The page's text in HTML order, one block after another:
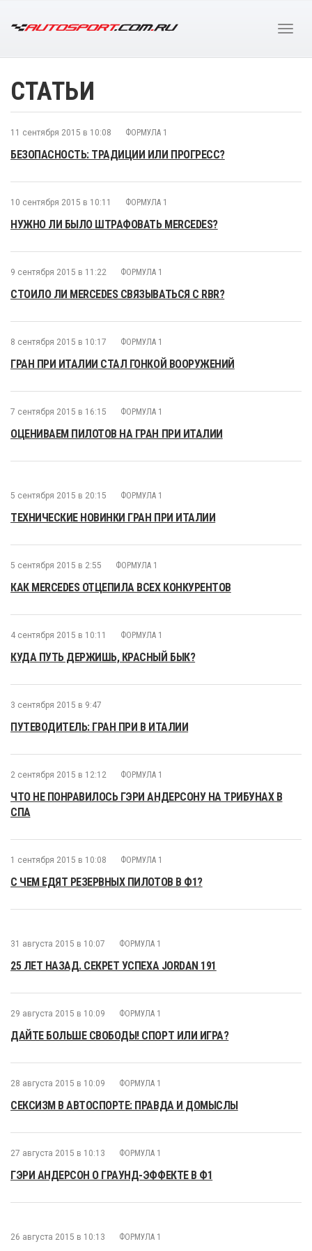
СТАТЬИ
11 сентября 2015 в 10:08 ФОРМУЛА 1
БЕЗОПАСНОСТЬ: ТРАДИЦИИ ИЛИ ПРОГРЕСС?
10 сентября 2015 в 10:11 ФОРМУЛА 1
НУЖНО ЛИ БЫЛО ШТРАФОВАТЬ MERCEDES?
9 сентября 2015 в 11:22 ФОРМУЛА 1
СТОИЛО ЛИ MERCEDES СВЯЗЫВАТЬСЯ С RBR?
8 сентября 2015 в 10:17 ФОРМУЛА 1
ГРАН ПРИ ИТАЛИИ СТАЛ ГОНКОЙ ВООРУЖЕНИЙ
7 сентября 2015 в 16:15 ФОРМУЛА 1
ОЦЕНИВАЕМ ПИЛОТОВ НА ГРАН ПРИ ИТАЛИИ
5 сентября 2015 в 20:15 ФОРМУЛА 1
ТЕХНИЧЕСКИЕ НОВИНКИ ГРАН ПРИ ИТАЛИИ
5 сентября 2015 в 2:55 ФОРМУЛА 1
КАК MERCEDES ОТЦЕПИЛА ВСЕХ КОНКУРЕНТОВ
4 сентября 2015 в 10:11 ФОРМУЛА 1
КУДА ПУТЬ ДЕРЖИШЬ, КРАСНЫЙ БЫК?
3 сентября 2015 в 9:47
ПУТЕВОДИТЕЛЬ: ГРАН ПРИ В ИТАЛИИ
2 сентября 2015 в 12:12 ФОРМУЛА 1
ЧТО НЕ ПОНРАВИЛОСЬ ГЭРИ АНДЕРСОНУ НА ТРИБУНАХ В
СПА
1 сентября 2015 в 10:08 ФОРМУЛА 1
С ЧЕМ ЕДЯТ РЕЗЕРВНЫХ ПИЛОТОВ В Ф1?
31 августа 2015 в 10:07 ФОРМУЛА 1
25 ЛЕТ НАЗАД. СЕКРЕТ УСПЕХА JORDAN 191
29 августа 2015 в 10:09 ФОРМУЛА 1
ДАЙТЕ БОЛЬШЕ СВОБОДЫ! СПОРТ ИЛИ ИГРА?
28 августа 2015 в 10:09 ФОРМУЛА 1
СЕКСИЗМ В АВТОСПОРТЕ: ПРАВДА И ДОМЫСЛЫ
27 августа 2015 в 10:13 ФОРМУЛА 1
ГЭРИ АНДЕРСОН О ГРАУНД-ЭФФЕКТЕ В Ф1
26 августа 2015 в 10:13 ФОРМУЛА 1